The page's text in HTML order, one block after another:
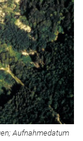
Aufnahmedatum